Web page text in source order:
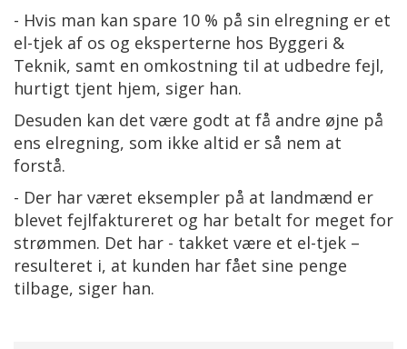
- Hvis man kan spare 10 % på sin elregning er et
el-tjek af os og eksperterne hos Byggeri &
Teknik, samt en omkostning til at udbedre fejl,
hurtigt tjent hjem, siger han.
Desuden kan det være godt at få andre øjne på
ens elregning, som ikke altid er så nem at
forstå.
- Der har været eksempler på at landmænd er
blevet fejlfaktureret og har betalt for meget for
strømmen. Det har - takket være et el-tjek –
resulteret i, at kunden har fået sine penge
tilbage, siger han.